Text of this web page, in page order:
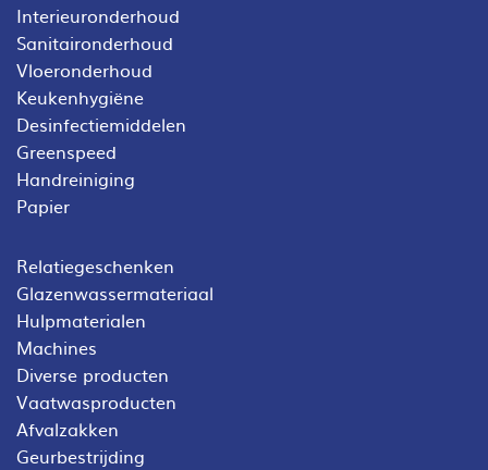
Interieuronderhoud
Sanitaironderhoud
Vloeronderhoud
Keukenhygiëne
Desinfectiemiddelen
Greenspeed
Handreiniging
Papier
Relatiegeschenken
Glazenwassermateriaal
Hulpmaterialen
Machines
Diverse producten
Vaatwasproducten
Afvalzakken
Geurbestrijding